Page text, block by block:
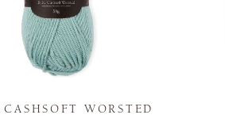
CASHSOFT WORSTED